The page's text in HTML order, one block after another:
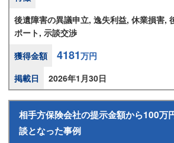
後遺障害の異議申立, 逸失利益, 休業損害,
ポート, 示談交渉
獲得金額
4181万円
掲載日
2026年1月30日
相手方保険会社の提示金額から100万
談となった事例